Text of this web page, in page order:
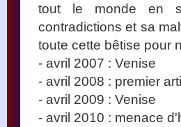
tout le monde en
contradictions et sa
toute cette bêtise pour
- avril 2007 : Venise
- avril 2008 : premier
- avril 2009 : Venise
- avril 2010 : menace